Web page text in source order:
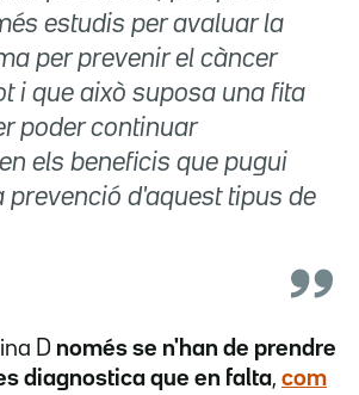
estudis per avaluar la
per prevenir el càncer
i que això suposa una fita
poder continuar
els beneficis que pugui
prevenció d'aquest tipus de
D només se n'han de prendre
diagnostica que en falta, com